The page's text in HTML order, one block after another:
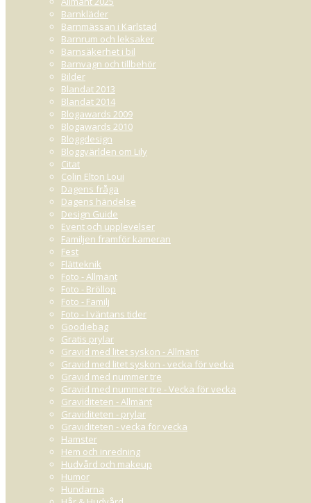
Barnkläder
Barnmässan i Karlstad
Barnrum och leksaker
Barnsäkerhet i bil
Barnvagn och tillbehör
Bilder
Blandat 2013
Blandat 2014
Blogawards 2009
Blogawards 2010
Bloggdesign
Bloggvärlden om Lily
Citat
Colin Elton Loui
Dagens fråga
Dagens händelse
Design Guide
Event och upplevelser
Familjen framför kameran
Fest
Flätteknik
Foto - Allmänt
Foto - Bröllop
Foto - Familj
Foto - I väntans tider
Goodiebag
Gratis prylar
Gravid med litet syskon - Allmänt
Gravid med litet syskon - vecka för vecka
Gravid med nummer tre
Gravid med nummer tre - Vecka för vecka
Graviditeten - Allmänt
Graviditeten - prylar
Graviditeten - vecka för vecka
Hamster
Hem och inredning
Hudvård och makeup
Humor
Hundarna